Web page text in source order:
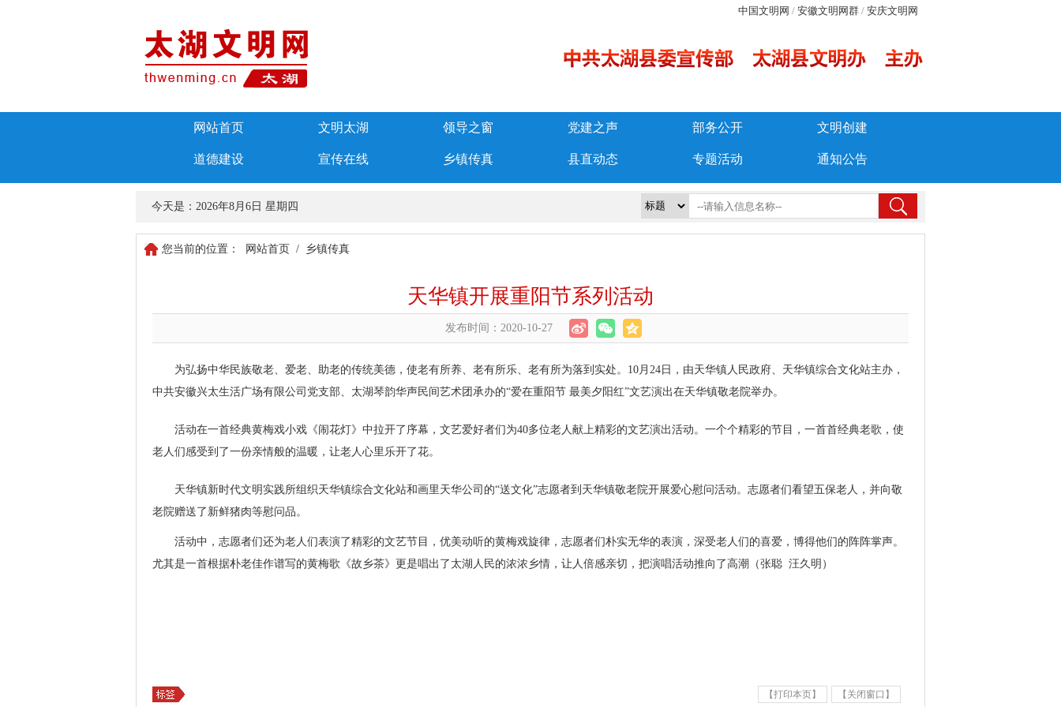
中国文明网 / 安徽文明网群 / 安庆文明网
网站首页 文明太湖 领导之窗 党建之声 部务公开 文明创建
道德建设 宣传在线 乡镇传真 县直动态 专题活动 通知公告
今天是： 2026年8月6日 星期四
您当前的位置： 网站首页 / 乡镇传真
天华镇开展重阳节系列活动
发布时间：2020-10-27
为弘扬中华民族敬老、爱老、助老的传统美德，使老有所养、老有所乐、老有所为落到实处。10月24日，由天华镇人民政府、天华镇综合文化站主办，
中共安徽兴太生活广场有限公司党支部、太湖琴韵华声民间艺术团承办的“爱在重阳节 最美夕阳红”文艺演出在天华镇敬老院举办。
活动在一首经典黄梅戏小戏《闹花灯》中拉开了序幕，文艺爱好者们为40多位老人献上精彩的文艺演出活动。一个个精彩的节目，一首首经典老歌，使
老人们感受到了一份亲情般的温暖，让老人心里乐开了花。
天华镇新时代文明实践所组织天华镇综合文化站和画里天华公司的“送文化”志愿者到天华镇敬老院开展爱心慰问活动。志愿者们看望五保老人，并向敬
老院赠送了新鲜猪肉等慰问品。
活动中，志愿者们还为老人们表演了精彩的文艺节目，优美动听的黄梅戏旋律，志愿者们朴实无华的表演，深受老人们的喜爱，博得他们的阵阵掌声。
尤其是一首根据朴老佳作谱写的黄梅歌《故乡茶》更是唱出了太湖人民的浓浓乡情，让人倍感亲切，把演唱活动推向了高潮（张聪 汪久明）
【打印本页】 【关闭窗口】